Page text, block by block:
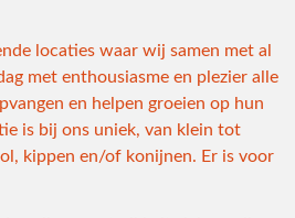
locaties waar wij samen met al
met enthousiasme en plezier alle
en helpen groeien op hun
is bij ons uniek, van klein tot
kippen en/of konijnen. Er is voor